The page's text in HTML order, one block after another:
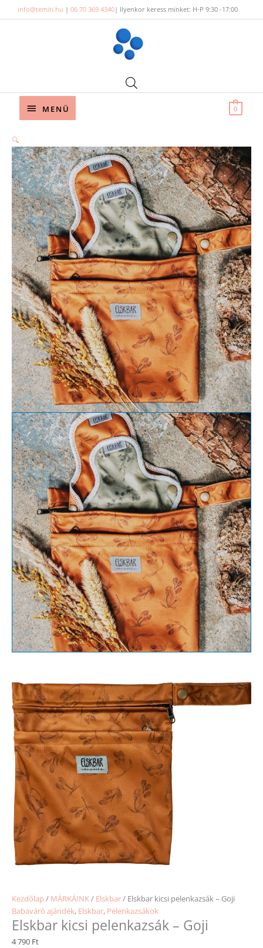
to
info@temiti.hu | 06 70 369 4340| Ilyenkor keress minket: H-P 9:30 -17:00
Below
MENÜ 0
🔍
Kezdőlap / MÁRKÁINK/ Elskbar/ Elskbar kicsi pelenkazsák – Goji
Babaváró ajándék, Elskbar, Pelenkazsákok
Elskbar kicsi pelenkazsák – Goji
4 790 Ft